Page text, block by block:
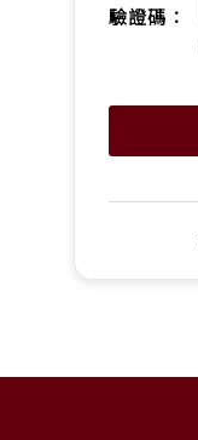
驗證碼：